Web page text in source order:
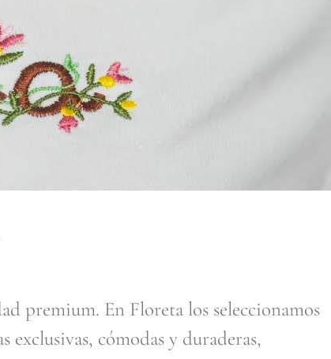
premium. En Floreta los seleccionamos
cómodas y duraderas,